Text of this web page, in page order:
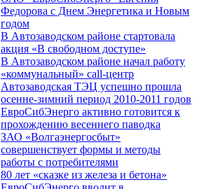
Федорова с Днем Энергетика и Новым
годом
В Автозаводском районе стартовала
акция «В свободном доступе»
В Автозаводском районе начал работу
«коммунальный» call-центр
Автозаводская ТЭЦ успешно прошла
осенне-зимний период 2010-2011 годов
ЕвроСибЭнерго активно готовится к
прохождению весеннего паводка
ЗАО «Волгаэнергосбыт»
совершенствует формы и методы
работы с потребителями
80 лет «сказке из железа и бетона»